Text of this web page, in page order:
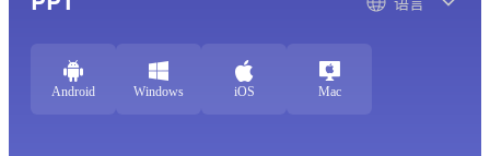
语言
Android Windows iOS Mac